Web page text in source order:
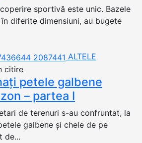
sportivă este unic. Bazele
diferite dimensiuni, au bugete
ALTELE
citire
petele galbene
– partea I
de terenuri s-au confruntat, la
galbene și chele de pe
de...